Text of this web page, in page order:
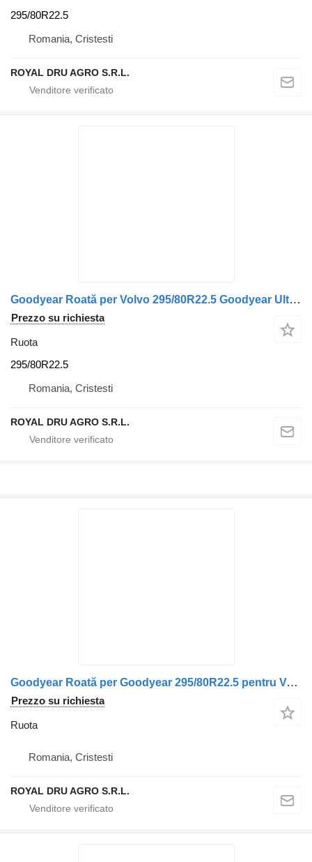
295/80R22.5
Romania, Cristesti
ROYAL DRU AGRO S.R.L.
Goodyear Roată per Volvo 295/80R22.5 Goodyear Ultra Grip M+S
Prezzo su richiesta
Ruota
295/80R22.5
Romania, Cristesti
ROYAL DRU AGRO S.R.L.
Goodyear Roată per Goodyear 295/80R22.5 pentru Volvo
Prezzo su richiesta
Ruota
Romania, Cristesti
ROYAL DRU AGRO S.R.L.